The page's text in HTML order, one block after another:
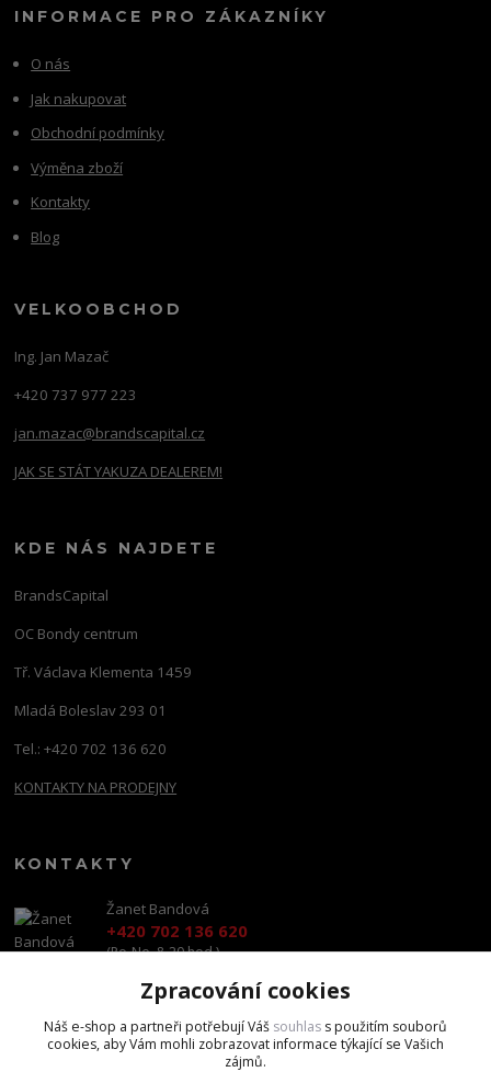
INFORMACE PRO ZÁKAZNÍKY
O nás
Jak nakupovat
Obchodní podmínky
Výměna zboží
Kontakty
Blog
VELKOOBCHOD
Ing. Jan Mazač
+420 737 977 223
jan.mazac@brandscapital.cz
JAK SE STÁT YAKUZA DEALEREM!
KDE NÁS NAJDETE
BrandsCapital
OC Bondy centrum
Tř. Václava Klementa 1459
Mladá Boleslav 293 01
Tel.: +420 702 136 620
KONTAKTY NA PRODEJNY
KONTAKTY
Žanet Bandová
+420 702 136 620
(Po-Ne, 8-20 hod.)
shop@brandscapital.cz
Zpracování cookies
Náš e-shop a partneři potřebují Váš souhlas s použitím souborů
cookies, aby Vám mohli zobrazovat informace týkající se Vašich
zájmů.